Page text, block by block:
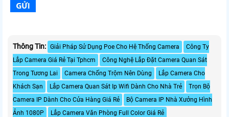
Thông Tin: Giải Pháp Sử Dụng Poe Cho Hệ Thống Camera
Công Ty
Lắp Camera Giá Rẻ Tại Tphcm
Công Nghệ Lắp Đặt Camera Quan Sát
Trong Tương Lai
Camera Chống Trộm Nên Dùng
Lắp Camera Cho
Khách Sạn
Lắp Camera Quan Sát Ip Wifi Dành Cho Nhà Trẻ
Trọn Bộ
Camera IP Dành Cho Cửa Hàng Giá Rẻ
Bộ Camera IP Nhà Xưởng Hình
Ảnh 1080P
Lắp Camera Văn Phòng Full Color Giá Rẻ